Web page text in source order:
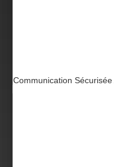
Communication